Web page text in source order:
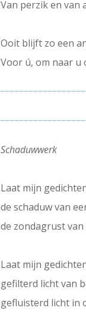
Van perzik en van
Ooit blijft zo een
Voor ú, om naar u
Schaduwwerk
Laat mijn
de schaduw van
de zondagrust
Laat mijn
gefilterd licht van
gefluisterd licht in